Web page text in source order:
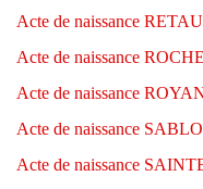
Acte de naissance
Acte de naissance
Acte de naissance
Acte de naissance
Acte de naissance